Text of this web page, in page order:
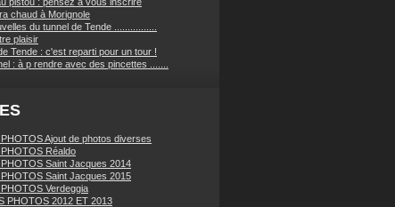
chaud à Morignole
du tunnel de Tende ................
plaisir
Tende : c'est reparti pour un tour !
: à p rendre avec des pincettes .......
Ajout de photos diverses
Réaldo
Saint Jacques 2014
Saint Jacques 2015
Verdeggia
PHOTOS 2012 ET 2013